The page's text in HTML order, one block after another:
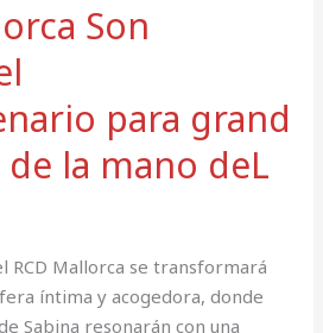
Son
para grand
la mano deL
RCD Mallorca se transformará
íntima y acogedora, donde
Sabina resonarán con una